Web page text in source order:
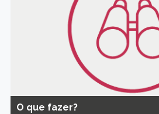
O que fazer?